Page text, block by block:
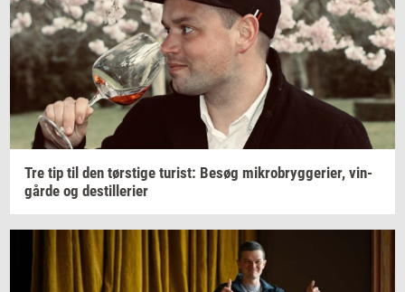
Tre tip til den tørsti­ge turist: Besøg mi­kro­bryg­ge­ri­er, vin­
går­de og destil­le­ri­er